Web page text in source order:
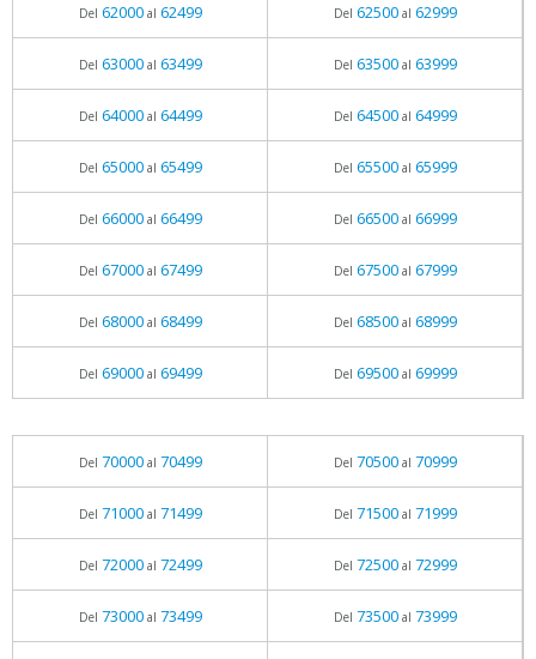
Del 62000al 62499 Del 62500al 62999
Del 63000al 63499 Del 63500al 63999
Del 64000al 64499 Del 64500al 64999
Del 65000al 65499 Del 65500al 65999
Del 66000al 66499 Del 66500al 66999
Del 67000al 67499 Del 67500al 67999
Del 68000al 68499 Del 68500al 68999
Del 69000al 69499 Del 69500al 69999
Del 70000al 70499 Del 70500al 70999
Del 71000al 71499 Del 71500al 71999
Del 72000al 72499 Del 72500al 72999
Del 73000al 73499 Del 73500al 73999